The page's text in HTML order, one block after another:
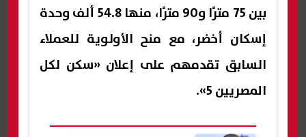
بين 75 مترًا و90 مترًا، منها 54.8 ألف وحدة
إسكان أخضر، مع منح الأولوية للعملاء
السابق تقدمهم على إعلان «سكن لكل
المصريين 5».